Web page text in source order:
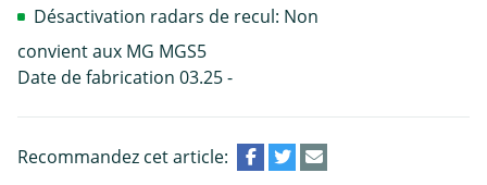
Désactivation radars de recul: Non
convient aux MG MGS5
Date de fabrication 03.25 -
Recommandez cet article: